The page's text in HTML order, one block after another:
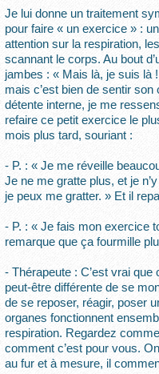
Je lui donne un traitement
pour faire « un exercice » :
attention sur la respiration,
scannant le corps. Au bout
jambes : « Mais là, je suis là
mais c’est bien de sentir
détente interne, je me
refaire ce petit exercice le
mois plus tard, souriant :
- P. : « Je me réveille
Je ne me gratte plus, et je
je peux me gratter. » Et il
- P. : « Je fais mon exercice
remarque que ça fourmille
- Thérapeute : C’est vrai
peut-être différente de se
de se reposer, réagir, poser
organes fonctionnent
respiration. Regardez
comment c’est pour vous.
au fur et à mesure, il